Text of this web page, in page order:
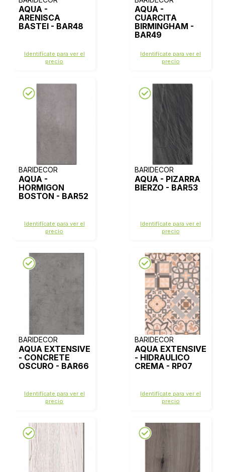
AQUA -
ARENISCA
BASTEI - BAR48
Identifícate para ver el
precio
AQUA -
CUARCITA
BIRMINGHAM -
BAR49
Identifícate para ver el
precio
BARIDECOR
AQUA -
HORMIGON
BOSTON - BAR52
Identifícate para ver el
precio
BARIDECOR
AQUA - PIZARRA
BIERZO - BAR53
Identifícate para ver el
precio
BARIDECOR
AQUA EXTENSIVE
- CONCRETE
OSCURO - BAR66
Identifícate para ver el
precio
BARIDECOR
AQUA EXTENSIVE
- HIDRAULICO
CREMA - RP07
Identifícate para ver el
precio